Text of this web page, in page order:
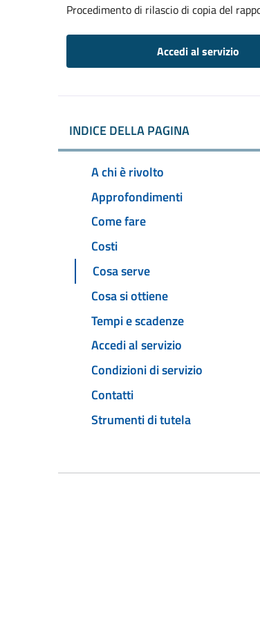
Procedimento di rilascio di copia del
Accedi al servizio
INDICE DELLA PAGINA
A chi è rivolto
Approfondimenti
Come fare
Costi
Cosa serve
Cosa si ottiene
Tempi e scadenze
Accedi al servizio
Condizioni di servizio
Contatti
Strumenti di tutela